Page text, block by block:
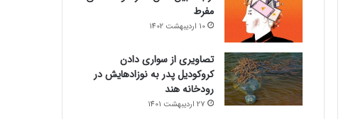
مفرط
10 اردیبهشت 1402
تصاویری از سواری دادن
کروکودیل پدر به نوزادهایش در
رودخانه هند
27 اردیبهشت 1401